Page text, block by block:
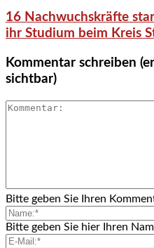
16 Nachwuchskräfte
ihr Studium beim Kreis
Kommentar schreiben
sichtbar)
Bitte geben Sie Ihren
Bitte geben Sie hier Ihren